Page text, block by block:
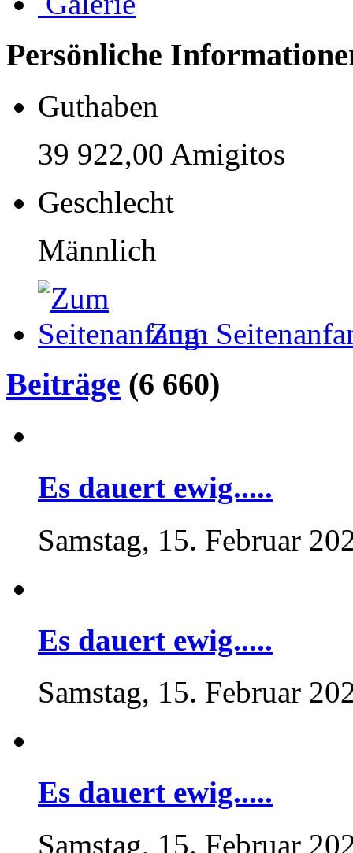
Persönliche
Guthaben
39 922,00 Amigitos
Geschlecht
Männlich
Zum
Beiträge (6 660)
Es dauert ewig.....
Samstag, 15. Februar
Es dauert ewig.....
Samstag, 15. Februar
Es dauert ewig.....
Samstag, 15. Februar